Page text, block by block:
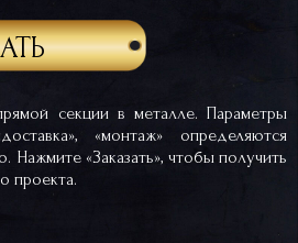
секции в металле. Параметры
«монтаж» определяются
Нажмите «Заказать», чтобы получить
проекта.